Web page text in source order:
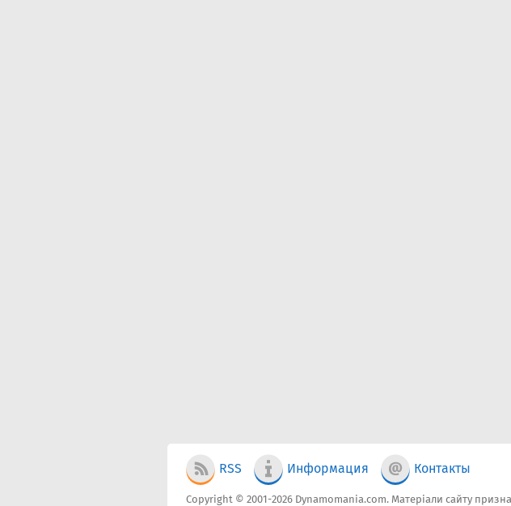
RSS Информация Контакты
Copyright © 2001-2026 Dynamomania.com. Матеріали сайту